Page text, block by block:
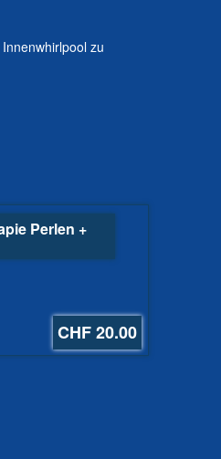
zu
Perlen +
CHF 20.00